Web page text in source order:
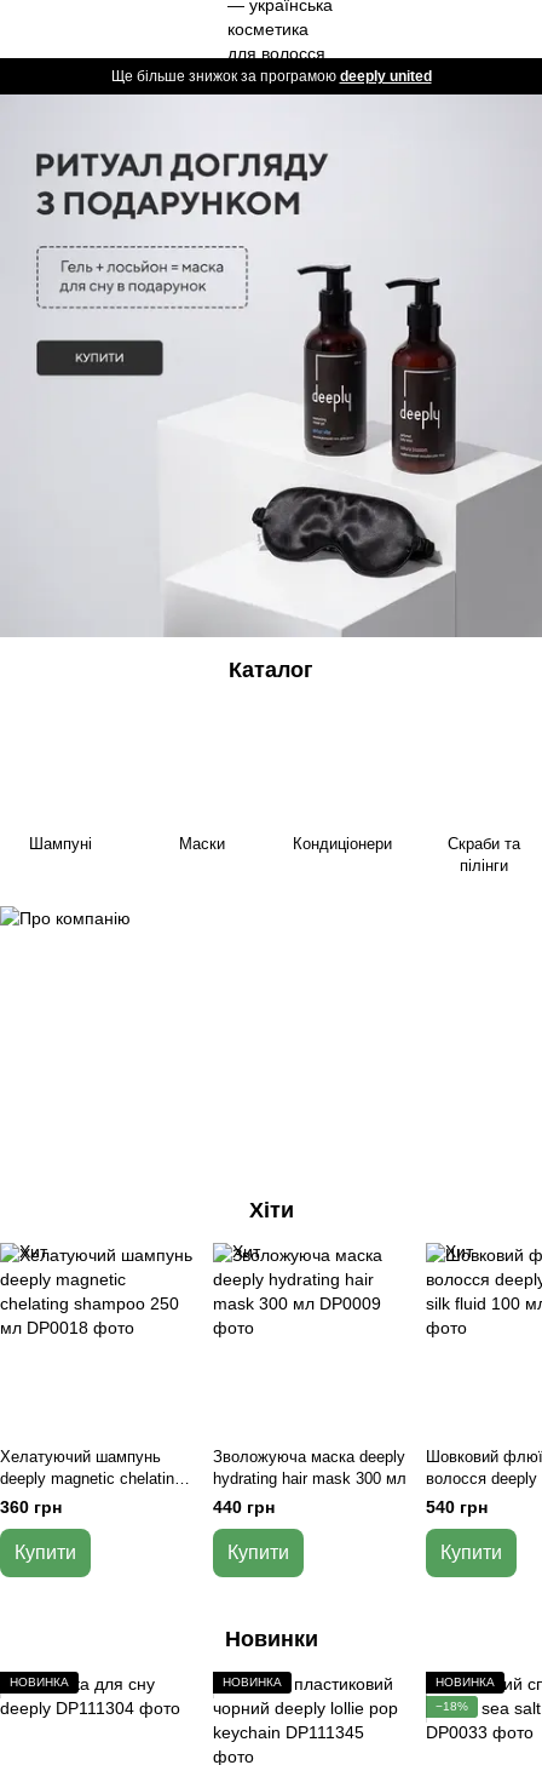
Ще більше знижок за програмою deeply united
Каталог
Шампуні Маски Кондиціонери
Скраби та
пілінги
Хіти
Хелатуючий шампунь
deeply magnetic chelating
shampoo 250 мл
360 грн
Купити
Зволожуюча маска deeply
hydrating hair mask 300 мл
440 грн
Купити
Шовковий
волосся deeply
silk fluid 100 мл
540 грн
Купити
Новинки
НОВИНКА НОВИНКА
НОВИНКА
−18%